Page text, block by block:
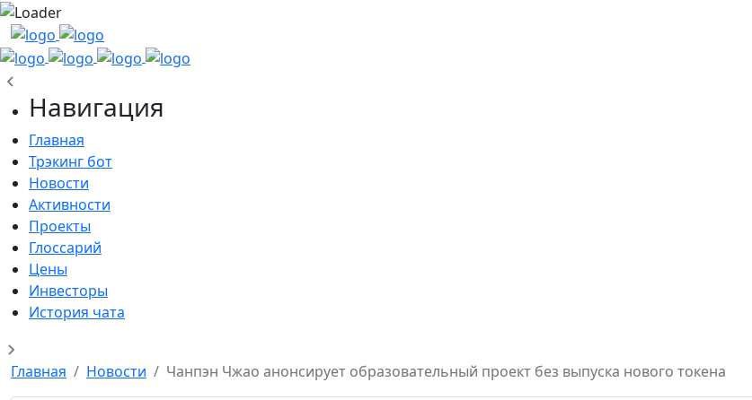
Навигация
Главная
Трэкинг бот
Новости
Активности
Проекты
Глоссарий
Цены
Инвесторы
История чата
Главная Новости Чанпэн Чжао анонсирует образовательный проект без выпуска нового токена